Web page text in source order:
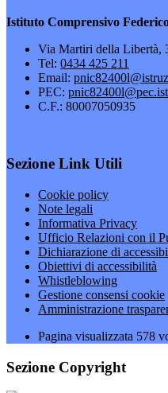
Istituto Comprensivo
Via Martiri della Libertà,
Tel: 0434 425 211
Email:
PEC:
C.F.: 80007050935
Sezione Link Utili
Cookie policy
Note legali
Informativa Privacy
Ufficio Relazioni con il
Dichiarazione di
Obiettivi di accessibilità
Whistleblowing
Gestione consensi cookie
Amministrazione
Pagina visualizzata 578
Sezione Copyright